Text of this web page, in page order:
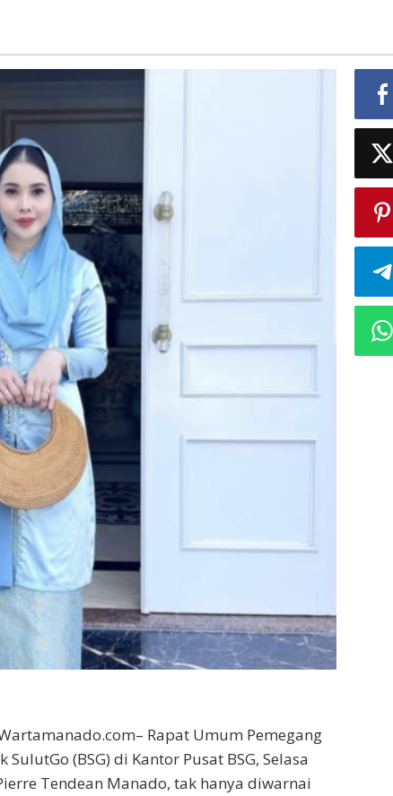
Rapat Umum Pemegang
SulutGo (BSG) di Kantor Pusat BSG, Selasa
Tendean Manado, tak hanya diwarnai